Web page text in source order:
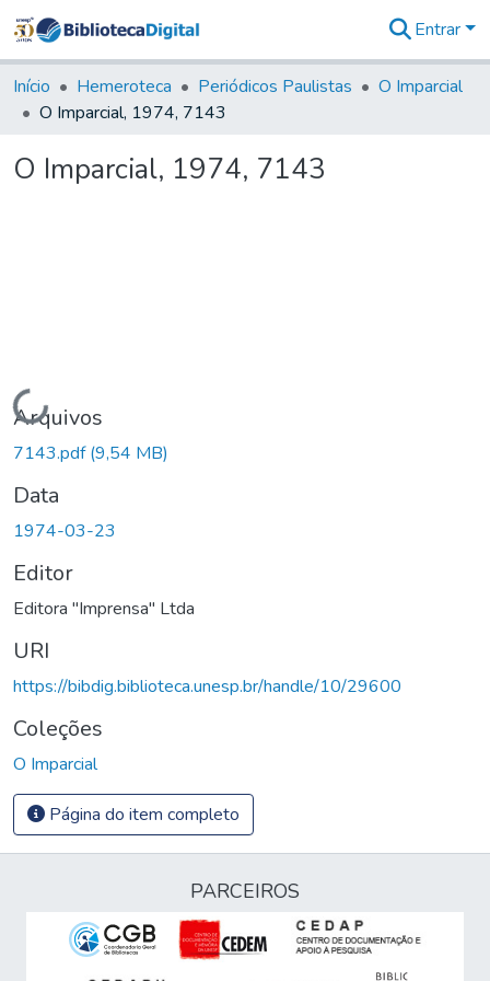
&
Coleções
Tudo na
Digital
Entrar
Início Hemeroteca Periódicos Paulistas
O Imparcial
O Imparcial, 1974, 7143
O Imparcial, 1974, 7143
Carregando...
Arquivos
7143.pdf(9,54 MB)
Data
1974-03-23
Editor
Editora "Imprensa" Ltda
URI
https://bibdig.biblioteca.unesp.br/handle/10/29600
Coleções
O Imparcial
Página do item completo
PARCEIROS